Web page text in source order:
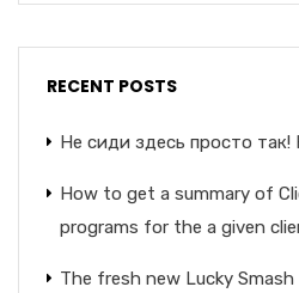
RECENT POSTS
Не сиди здесь просто так!
How to get a summary of
programs for the a given
The fresh new Lucky Smash